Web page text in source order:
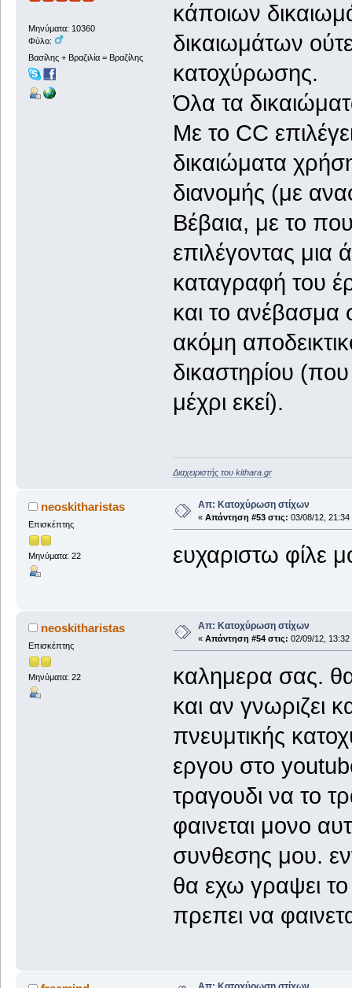
Μηνύματα: 10360
Φύλο:
Βασίλης + Βραζιλία = Βραζίλης
κάποιων
δικαιωμάτων
κατοχύρωσης.
Όλα τα
Με το CC
δικαιώματα
διανομής (με
Βέβαια, με το
επιλέγοντας μια
καταγραφή του
και το
ακόμη
δικαστηρίου (που
μέχρι εκεί).
Διαχειριστής του kithara.gr
neoskitharistas
Επισκέπτης
Μηνύματα: 22
Απ: Κατοχύρωση στίχων
« Απάντηση #53 στις: 03/08/12, 21:34
ευχαριστω φίλε
neoskitharistas
Επισκέπτης
Μηνύματα: 22
Απ: Κατοχύρωση στίχων
« Απάντηση #54 στις: 02/09/12, 13:32
καλημερα σας.
και αν γνωριζει
πνευμτικής
εργου στο
τραγουδι να το
φαινεται μονο
συνθεσης μου.
θα εχω γραψει
πρεπει να